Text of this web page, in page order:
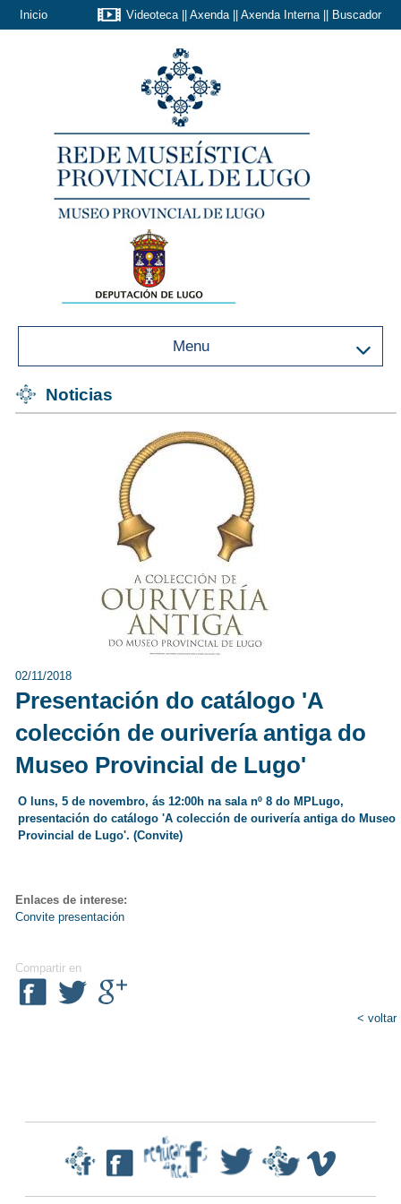
Inicio Videoteca|| Axenda|| Axenda Interna|| Buscador
Menu
Noticias
02/11/2018
Presentación do catálogo 'A
colección de ourivería antiga do
Museo Provincial de Lugo'
O luns, 5 de novembro, ás 12:00h na sala nº 8 do MPLugo,
presentación do catálogo 'A colección de ourivería antiga do Museo
Provincial de Lugo'. (Convite)
Enlaces de interese:
Convite presentación
Compartir en
< voltar